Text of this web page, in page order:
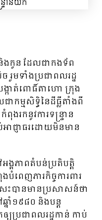
ងកូន ដែលជាកងទ័ព
រួមទាំងប្រជាពលរដ្ឋ
កាត់ពោធិ៍តាហោ ក្រុង
ាកម្មសិទ្ធិនៃដីធ្លីតាំងពី
រកនូវការទន្ទ្រាន
ាជ្ញាធរដោយមិនមាន
គភាពតំបន់ប្រតិបត្តិ
បំពេញភារកិច្ចការពារ
ះបានមានប្រសាសន៍ថា
នាំ១៩៨០ និងបន្ត
យប្រជាពលរដ្ឋកាន់ កាប់